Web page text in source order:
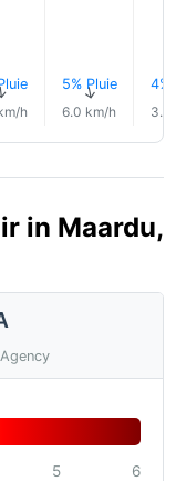
h
5% Pluie
↑
6.0 km/h
4%
3.0
in Maardu,
5 6